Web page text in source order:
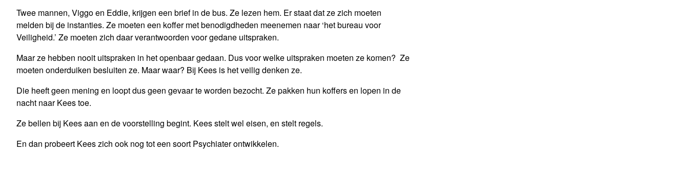
Twee mannen, Viggo en Eddie, krijgen een brief in de bus. Ze lezen hem. Er staat dat ze zich moeten
melden bij de instanties. Ze moeten een koffer met benodigdheden meenemen naar ‘het bureau voor
Veiligheid.’ Ze moeten zich daar verantwoorden voor gedane uitspraken.
Maar ze hebben nooit uitspraken in het openbaar gedaan. Dus voor welke uitspraken moeten ze komen? Ze
moeten onderduiken besluiten ze. Maar waar? Bij Kees is het veilig denken ze.
Die heeft geen mening en loopt dus geen gevaar te worden bezocht. Ze pakken hun koffers en lopen in de
nacht naar Kees toe.
Ze bellen bij Kees aan en de voorstelling begint. Kees stelt wel eisen, en stelt regels.
En dan probeert Kees zich ook nog tot een soort Psychiater ontwikkelen.